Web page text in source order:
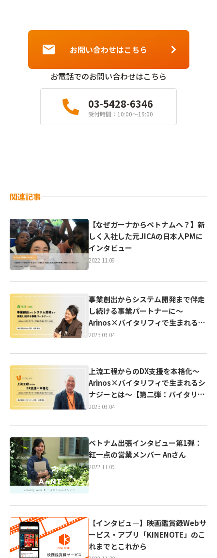
お電話でのお問い合わせはこちら
03-5428-6346
受付時間：10:00〜19:00
お問い合わせはこちら
関連記事
【なぜガーナからベトナムへ？】新
しく入社した元JICAの日本人PMに
インタビュー
2022.11.09
事業創出からシステム開発まで伴走
し続ける事業パートナーに〜
Arinos×バイタリフィで生まれるシ
ナジーとは〜【第一弾：Arinos社 イ
2023.09.04
上流工程からのDX支援を本格化〜
Arinos×バイタリフィで生まれるシ
ナジーとは〜【第二弾：バイタリフ
ィ代表インタビュー】
2023.09.04
ベトナム出張インタビュー第1弾：
紅一点の営業メンバー Anさん
2022.11.09
【インタビュ―】映画鑑賞録Webサ
ービス・アプリ「KINENOTE」のこ
れまでとこれから